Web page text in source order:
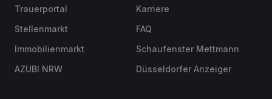
Trauerportal
Stellenmarkt
Immobilienmarkt
AZUBI NRW
Karriere
FAQ
Schaufenster Mettmann
Düsseldorfer Anzeiger